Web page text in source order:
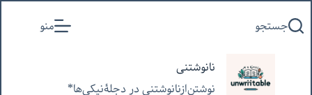
به
جستجو منو
نانوشتنی
نوشتن‌از‌نانوشتنی‌ در‌ دجلۀنیکی‌ها*